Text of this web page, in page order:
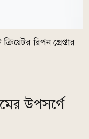
রিপন গ্রেপ্তার
উপসর্গে